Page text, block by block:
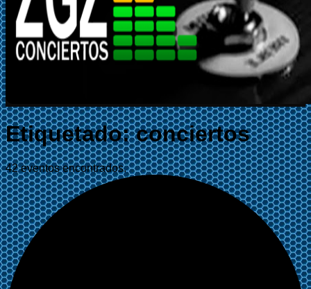
Etiquetado:conciertos
42 eventos encontrados.